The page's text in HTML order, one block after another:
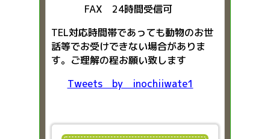
FAX 24時間受信可
TEL対応時間帯であっても動物のお世
話等でお受けできない場合がありま
す。ご理解の程お願い致します
Tweets by inochiiwate1